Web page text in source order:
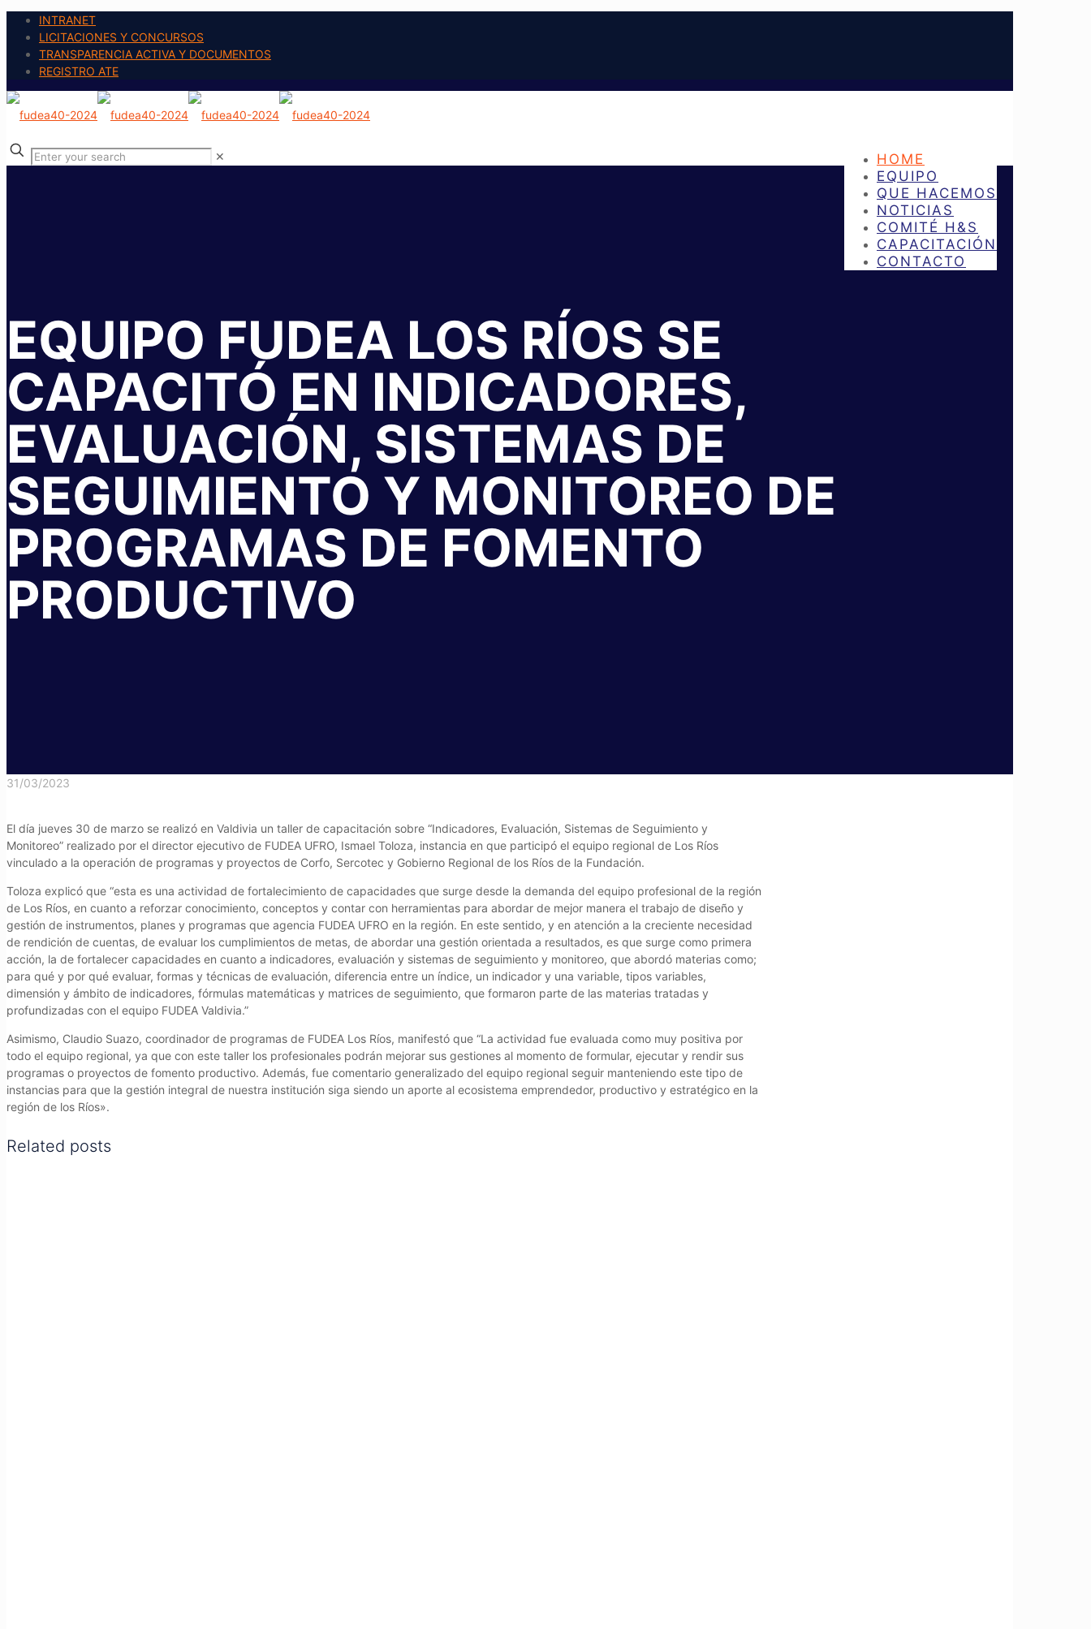
INTRANET
LICITACIONES Y CONCURSOS
TRANSPARENCIA ACTIVA Y DOCUMENTOS
REGISTRO ATE
HOME
EQUIPO
QUE HACEMOS
NOTICIAS
COMITÉ H&S
CAPACITACIÓN
CONTACTO
✕
EQUIPO FUDEA LOS RÍOS SE
CAPACITÓ EN INDICADORES,
EVALUACIÓN, SISTEMAS DE
SEGUIMIENTO Y MONITOREO DE
PROGRAMAS DE FOMENTO
PRODUCTIVO
31/03/2023
El día jueves 30 de marzo se realizó en Valdivia un taller de capacitación sobre “Indicadores, Evaluación, Sistemas de Seguimiento y
Monitoreo” realizado por el director ejecutivo de FUDEA UFRO, Ismael Toloza, instancia en que participó el equipo regional de Los Ríos
vinculado a la operación de programas y proyectos de Corfo, Sercotec y Gobierno Regional de los Ríos de la Fundación.
Toloza explicó que “esta es una actividad de fortalecimiento de capacidades que surge desde la demanda del equipo profesional de la región
de Los Ríos, en cuanto a reforzar conocimiento, conceptos y contar con herramientas para abordar de mejor manera el trabajo de diseño y
gestión de instrumentos, planes y programas que agencia FUDEA UFRO en la región. En este sentido, y en atención a la creciente necesidad
de rendición de cuentas, de evaluar los cumplimientos de metas, de abordar una gestión orientada a resultados, es que surge como primera
acción, la de fortalecer capacidades en cuanto a indicadores, evaluación y sistemas de seguimiento y monitoreo, que abordó materias como;
para qué y por qué evaluar, formas y técnicas de evaluación, diferencia entre un índice, un indicador y una variable, tipos variables,
dimensión y ámbito de indicadores, fórmulas matemáticas y matrices de seguimiento, que formaron parte de las materias tratadas y
profundizadas con el equipo FUDEA Valdivia.”
Asimismo, Claudio Suazo, coordinador de programas de FUDEA Los Ríos, manifestó que “La actividad fue evaluada como muy positiva por
todo el equipo regional, ya que con este taller los profesionales podrán mejorar sus gestiones al momento de formular, ejecutar y rendir sus
programas o proyectos de fomento productivo. Además, fue comentario generalizado del equipo regional seguir manteniendo este tipo de
instancias para que la gestión integral de nuestra institución siga siendo un aporte al ecosistema emprendedor, productivo y estratégico en la
región de los Ríos».
Related posts